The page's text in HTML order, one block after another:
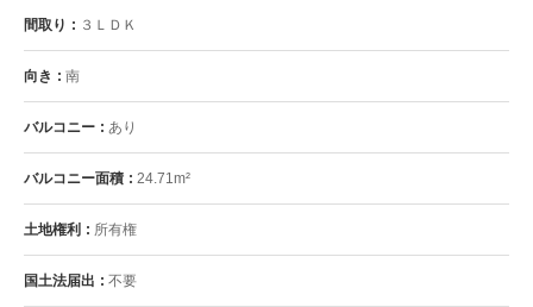
間取り ３ＬＤＫ
向き 南
バルコニー あり
バルコニー面積 24.71m²
土地権利 所有権
国土法届出 不要